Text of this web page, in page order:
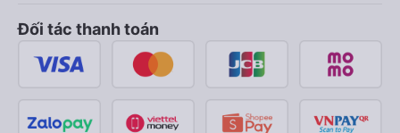
Đối tác thanh toán